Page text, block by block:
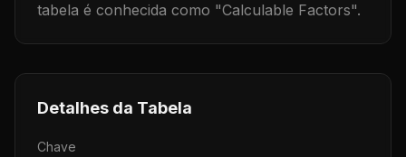
tabela é conhecida como "Calculable Factors".
Detalhes da Tabela
Chave